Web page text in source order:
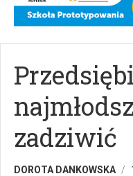
zadziwić
DOROTA DANKOWSKA